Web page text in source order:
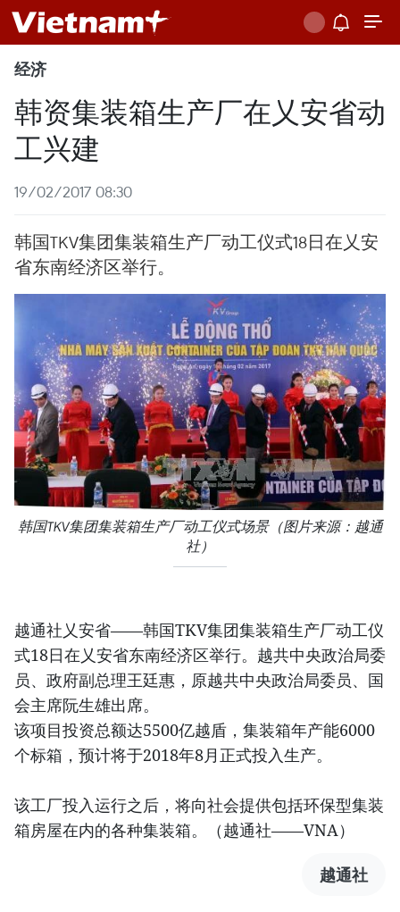
经济
韩资集装箱生产厂在乂安省动
工兴建
19/02/2017 08:30
韩国TKV集团集装箱生产厂动工仪式18日在乂安
省东南经济区举行。
韩国TKV集团集装箱生产厂动工仪式场景（图片来源：越通
社）
越通社​乂安省——韩国TKV集团集装箱生产厂动工仪
式18日在乂安省东南经济区举行。越共中央政治局委
员、政府副总理王廷惠，原越共中央政治局委员、国
会主席阮生雄出席。
该项目投资总额达5500亿越盾，集装箱年产能6000
个标箱，预计将于2018年8月正式投入生产。
该工厂投入运行之后，将向社会提供包括环保型集装
箱房屋在内的各种集装箱。（越通社——VNA）
越通社